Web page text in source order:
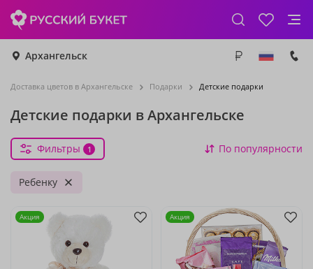
Архангельск
Доставка цветов в Архангельске Подарки Детские подарки
Детские подарки в Архангельске
Фильтры 1 По популярности
Ребенку
Акция Акция